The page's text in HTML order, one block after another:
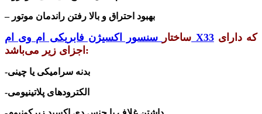
– بهبود احتراق و بالا رفتن راندمان موتور
ساختار سنسور اکسیژن فابریکی ام وی ام X33که دارای
اجزای زیر می‌باشد:
-بدنه سرامیکی یا چینی
-الکترودهای پلاتینیومی